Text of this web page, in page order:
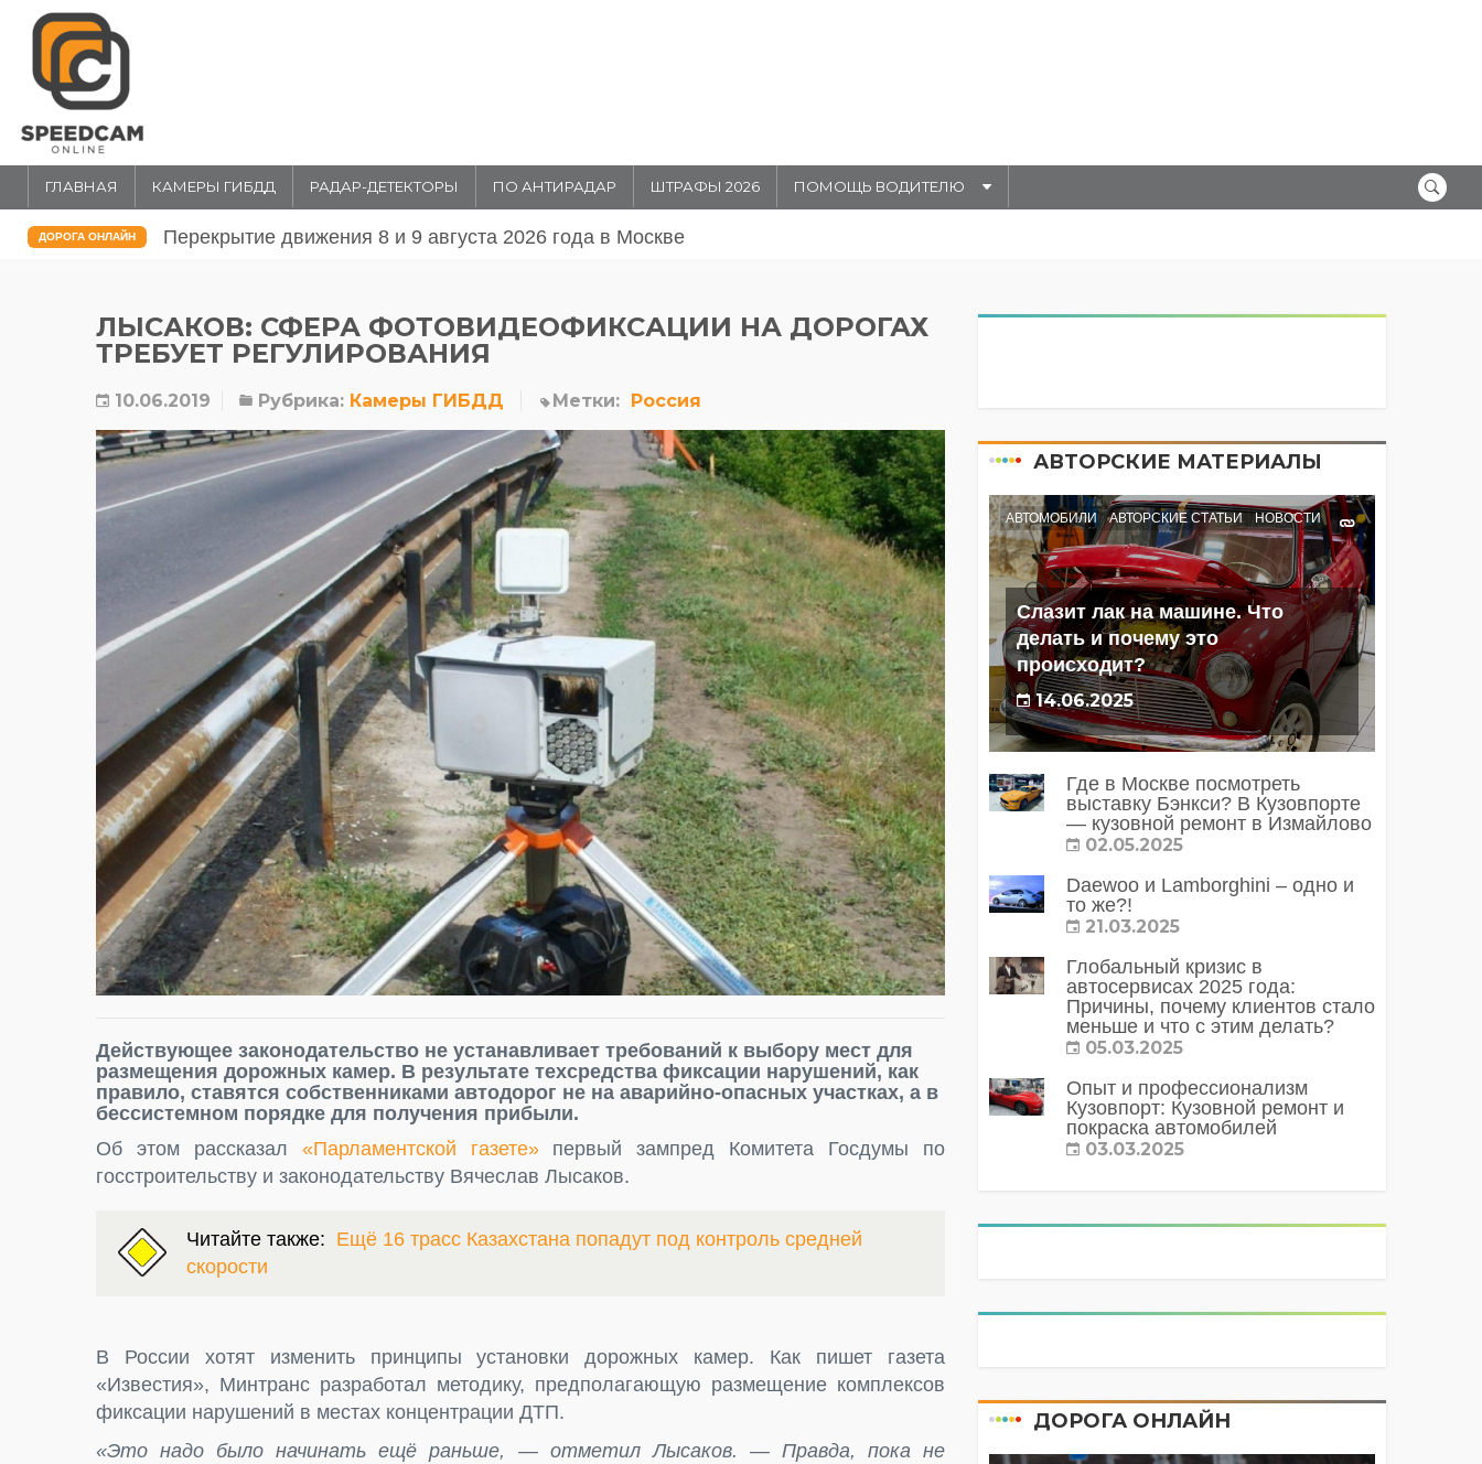
ГЛАВНАЯ КАМЕРЫ ГИБДД РАДАР-ДЕТЕКТОРЫ ПО АНТИРАДАР ШТРАФЫ 2026 ПОМОЩЬ ВОДИТЕЛЮ
ДОРОГА ОНЛАЙН Перекрытие движения 31 июля и 1 августа 20026 года в Москве
ЛЫСАКОВ: СФЕРА ФОТОВИДЕОФИКСАЦИИ НА ДОРОГАХ
ТРЕБУЕТ РЕГУЛИРОВАНИЯ
10.06.2019 Рубрика: Камеры ГИБДД Метки: Россия
Действующее законодательство не устанавливает требований к выбору мест для
размещения дорожных камер. В результате техсредства фиксации нарушений, как
правило, ставятся собственниками автодорог не на аварийно-опасных участках, а в
бессистемном порядке для получения прибыли.
Об этом рассказал «Парламентской газете»первый зампред Комитета Госдумы по
госстроительству и законодательству Вячеслав Лысаков.
Читайте также: Ещё 16 трасс Казахстана попадут под контроль средней
скорости
В России хотят изменить принципы установки дорожных камер. Как пишет газета
«Известия», Минтранс разработал методику, предполагающую размещение комплексов
фиксации нарушений в местах концентрации ДТП.
«Это надо было начинать ещё раньше, — отметил Лысаков. — Правда, пока не
АВТОРСКИЕ МАТЕРИАЛЫ
АВТОМОБИЛИ АВТОРСКИЕ СТАТЬИ НОВОСТИ
Слазит лак на машине. Что
делать и почему это
происходит?
14.06.2025
Где в Москве посмотреть
выставку Бэнкси? В Кузовпорте
— кузовной ремонт в Измайлово
02.05.2025
Daewoo и Lamborghini – одно и
то же?!
21.03.2025
Глобальный кризис в
автосервисах 2025 года:
Причины, почему клиентов стало
меньше и что с этим делать?
05.03.2025
Опыт и профессионализм
Кузовпорт: Кузовной ремонт и
покраска автомобилей
03.03.2025
ДОРОГА ОНЛАЙН